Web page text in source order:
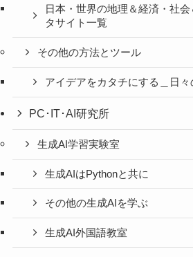
日本・世界の地理＆経済・社
タサイト一覧
その他の方法とツール
アイデアをカタチにする＿日々
PC･IT･AI研究所
生成AI学習実験室
生成AIはPythonと共に
その他の生成AIを学ぶ
生成AI外国語教室